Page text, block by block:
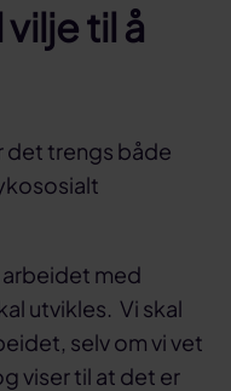
til å
det trengs både
arbeidet med
utvikles. Vi skal
selv om vi vet
viser til at det er